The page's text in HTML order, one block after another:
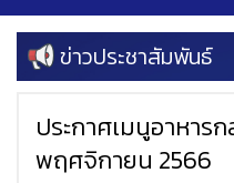
ข่าวประชาสัมพันธ์
ประกาศเมนูอาหาร
พฤศจิกายน 2566